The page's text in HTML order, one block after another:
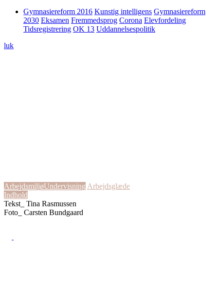
Gymnasiereform 2016 Kunstig intelligens Gymnasiereform
2030 Eksamen Fremmedsprog Corona Elevfordeling
Tidsregistrering OK 13 Uddannelsespolitik
luk
ArbejdsmiljøUndervisning Arbejdsglæde
Indhold
Tekst_ Tina Rasmussen
Foto_ Carsten Bundgaard